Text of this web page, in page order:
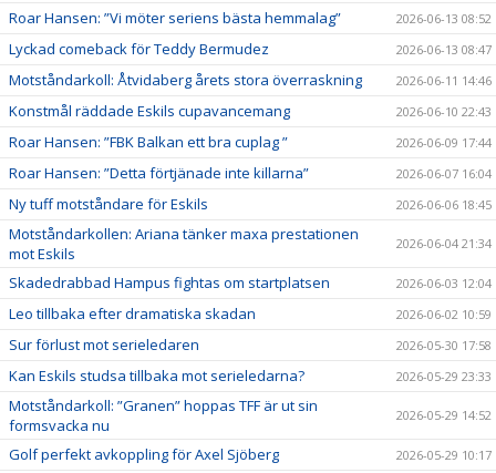
Roar Hansen: ”Vi möter seriens bästa hemmalag” 2026-06-13 08:52
Lyckad comeback för Teddy Bermudez 2026-06-13 08:47
Motståndarkoll: Åtvidaberg årets stora överraskning 2026-06-11 14:46
Konstmål räddade Eskils cupavancemang 2026-06-10 22:43
Roar Hansen: ”FBK Balkan ett bra cuplag ” 2026-06-09 17:44
Roar Hansen: ”Detta förtjänade inte killarna” 2026-06-07 16:04
Ny tuff motståndare för Eskils 2026-06-06 18:45
Motståndarkollen: Ariana tänker maxa prestationen
mot Eskils
2026-06-04 21:34
Skadedrabbad Hampus fightas om startplatsen 2026-06-03 12:04
Leo tillbaka efter dramatiska skadan 2026-06-02 10:59
Sur förlust mot serieledaren 2026-05-30 17:58
Kan Eskils studsa tillbaka mot serieledarna? 2026-05-29 23:33
Motståndarkoll: ”Granen” hoppas TFF är ut sin
formsvacka nu
2026-05-29 14:52
Golf perfekt avkoppling för Axel Sjöberg 2026-05-29 10:17